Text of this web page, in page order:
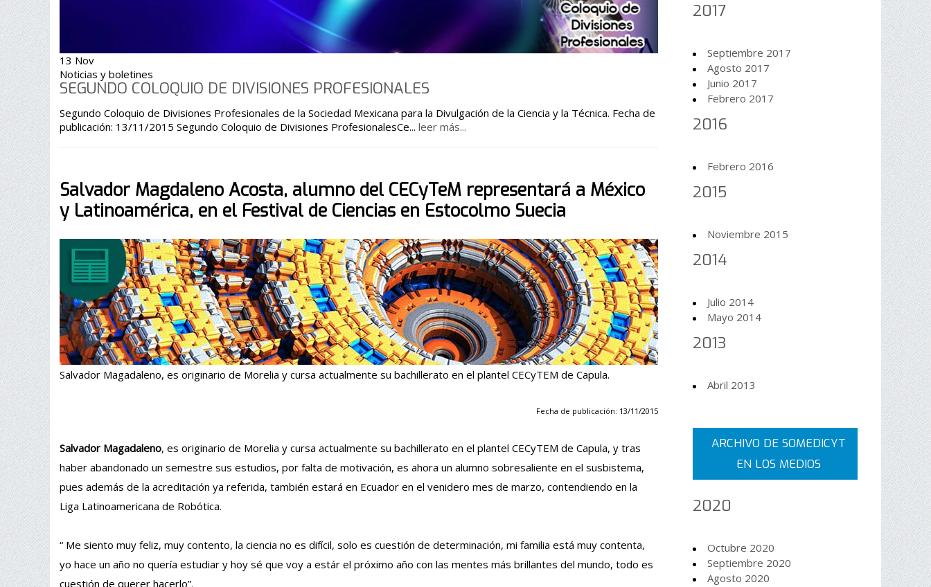
13 Nov
Noticias y boletines
SEGUNDO COLOQUIO DE DIVISIONES PROFESIONALES
Segundo Coloquio de Divisiones Profesionales de la Sociedad Mexicana para la Divulgación de la Ciencia y la Técnica. Fecha de
publicación: 13/11/2015 Segundo Coloquio de Divisiones ProfesionalesCe... leer más...
Salvador Magdaleno Acosta, alumno del CECyTeM representará a México
y Latinoamérica, en el Festival de Ciencias en Estocolmo Suecia
Salvador Magadaleno, es originario de Morelia y cursa actualmente su bachillerato en el plantel CECyTEM de Capula.
Fecha de publicación: 13/11/2015
Salvador Magadaleno, es originario de Morelia y cursa actualmente su bachillerato en el plantel CECyTEM de Capula, y tras
haber abandonado un semestre sus estudios, por falta de motivación, es ahora un alumno sobresaliente en el susbistema,
pues además de la acreditación ya referida, también estará en Ecuador en el venidero mes de marzo, contendiendo en la
Liga Latinoamericana de Robótica.
“ Me siento muy feliz, muy contento, la ciencia no es difícil, solo es cuestión de determinación, mi familia está muy contenta,
yo hace un año no quería estudiar y hoy sé que voy a estár el próximo año con las mentes más brillantes del mundo, todo es
cuestión de querer hacerlo”.
2017
Septiembre 2017
Agosto 2017
Junio 2017
Febrero 2017
2016
Febrero 2016
2015
Noviembre 2015
2014
Julio 2014
Mayo 2014
2013
Abril 2013
ARCHIVO DE SOMEDICYT
EN LOS MEDIOS
2020
Octubre 2020
Septiembre 2020
Agosto 2020